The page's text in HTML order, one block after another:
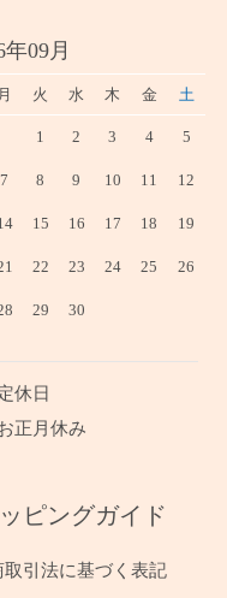
年09月
月 火 水 木 金 土
1 2 3 4 5
7 8 9 10 11 12
15 16 17 18 19
22 23 24 25 26
29 30
休日
正月休み
ピングガイド
取引法に基づく表記